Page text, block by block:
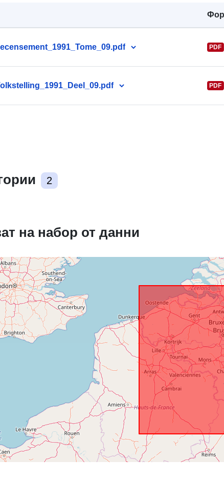
PDF
PDF
2
на набор от данни